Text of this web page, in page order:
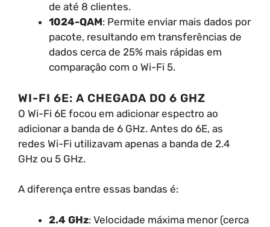
de até 8 clientes.
1024-QAM: Permite enviar mais dados por
pacote, resultando em transferências de
dados cerca de 25% mais rápidas em
comparação com o Wi-Fi 5.
WI-FI 6E: A CHEGADA DO 6 GHZ
O Wi-Fi 6E focou em adicionar espectro ao
adicionar a banda de 6 GHz. Antes do 6E, as
redes Wi-Fi utilizavam apenas a banda de 2.4
GHz ou 5 GHz.
A diferença entre essas bandas é:
2.4 GHz: Velocidade máxima menor (cerca